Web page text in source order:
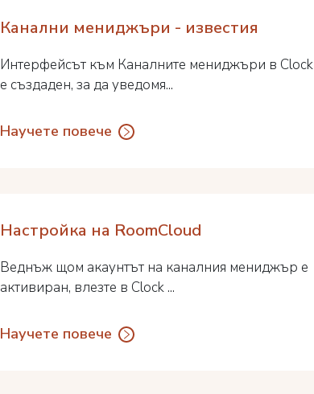
Канални мениджъри - известия
Интерфейсът към Каналните мениджъри в Clock
е създаден, за да уведомя...
Научете повече
Настройка на RoomCloud
Веднъж щом акаунтът на каналния мениджър е
активиран, влезте в Clock ...
Научете повече